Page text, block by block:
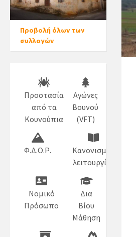
Προβολή όλων των
συλλογών
Προστασία
από τα
Κουνούπια
Αγώνες
Βουνού
(VFT)
Φ.Δ.Ο.Ρ.
Κανονισμός
λειτουργίας
Νομικό
Πρόσωπο
Δια
Βίου
Μάθηση